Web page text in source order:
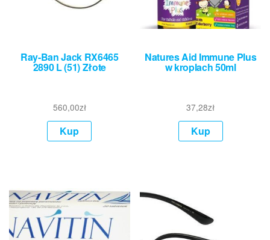
Ray-Ban Jack RX6465
2890 L (51) Złote
560,00zł
Kup
Natures Aid Immune Plus
w kroplach 50ml
37,28zł
Kup